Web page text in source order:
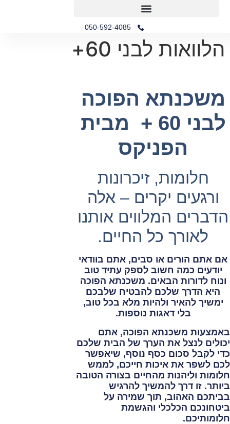
050-592-4085
הלוואות לבני 60+
משכנתא הפוכה
לבני 60 + מבית
הפניקס
חלומות, זיכרונות
ורגעים יקרים – אלה
הדברים המלווים אותנו
לאורך כל החיים.
אם אתם הורים או סבים, אתם בוודאי
יודעים כמה חשוב לספק עתיד טוב
ונוח לדורות הבאים. משכנתא הפוכה
היא הדרך שלכם להבטיח שלבכם
ימשיך להאיר ולהיות מלא בכל טוב,
בלי דאגות נוספות.
באמצעות משכנתא הפוכה, אתם
יכולים לנצל את הערך של הבית שלכם
כדי לקבל סכום כסף נוסף, שיאפשר
לכם לשפר את איכות חייכם, לממש
חלומות וליהנות מהחיים בצורה הטובה
ביותר. זו דרך להמשיך להרגיש
בביתכם האהוב, תוך שמירה על
ביטחונכם הכלכלי והגשמת
חלומותיכם.